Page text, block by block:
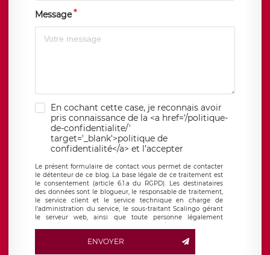
Message
En cochant cette case, je reconnais avoir
pris connaissance de la <a href='/politique-
de-confidentialite/'
target='_blank'>politique de
confidentialité</a> et l'accepter
Le présent formulaire de contact vous permet de contacter
le détenteur de ce blog. La base légale de ce traitement est
le consentement (article 6.1.a du RGPD). Les destinataires
des données sont le blogueur, le responsable de traitement,
le service client et le service technique en charge de
l’administration du service, le sous-traitant Scalingo gérant
le serveur web, ainsi que toute personne légalement
autorisée. Le formulaire de contact à destination du
basé en France et offrant des
clauses de protection
ENVOYER